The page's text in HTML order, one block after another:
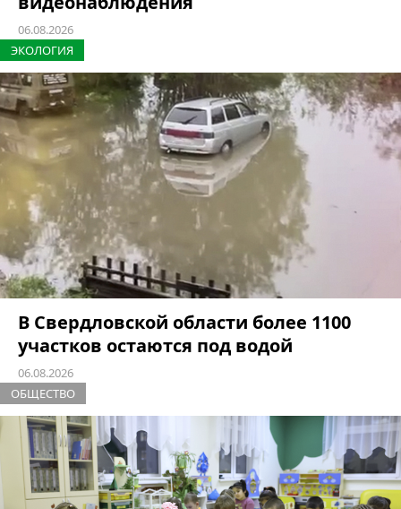
06.08.2026
ЭКОЛОГИЯ
В Свердловской области более 1100
участков остаются под водой
06.08.2026
ОБЩЕСТВО